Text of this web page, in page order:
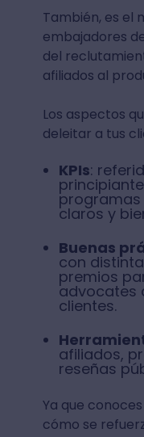
También, es el
embajadores
del
afiliados al
Los aspectos
deleitar a tus
KPIs:
programas
claros y
Buenas
con
premios
advocates
clientes.
afiliados,
reseñas
Ya que
cómo se